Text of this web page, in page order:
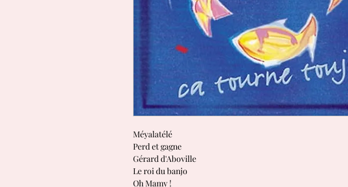
Méyalatélé
Perd et gagne
Gérard d'Aboville
Le roi du banjo
Oh Mamy !